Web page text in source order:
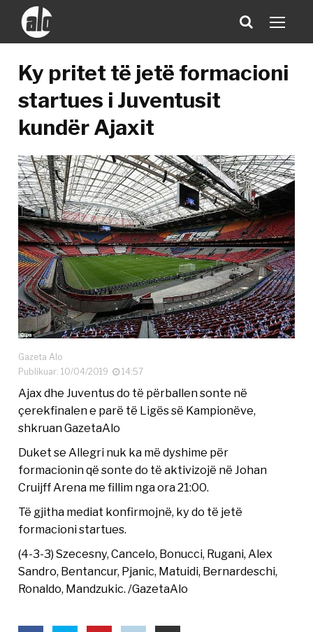
Ky pritet të jetë formacioni
startues i Juventusit
kundër Ajaxit
Gazeta Alo
Publikuar: 10/04/2019
14:57
Ajax dhe Juventus do të përballen sonte në
çerekfinalen e parë të Ligës së Kampionëve,
shkruan GazetaAlo
Duket se Allegri nuk ka më dyshime për
formacionin që sonte do të aktivizojë në Johan
Cruijff Arena me fillim nga ora 21:00.
Të gjitha mediat konfirmojnë, ky do të jetë
formacioni startues.
(4-3-3) Szecesny, Cancelo, Bonucci, Rugani, Alex
Sandro, Bentancur, Pjanic, Matuidi, Bernardeschi,
Ronaldo, Mandzukic. /GazetaAlo